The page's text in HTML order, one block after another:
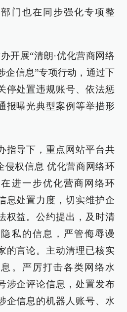
门也在同步强化专项整
开展“清朗·优化营商网络
企信息”专项行动，通过下
停处置违规账号、依法惩
报曝光典型案例等举措形
指导下，重点网站平台共
侵权信息 优化营商网络环
进一步优化营商网络环
息处置力度，切实维护企
权益。公约提出，及时清
私的信息，严管侮辱谩
的言论。主动清理已核实
。严厉打击各类网络水
涉企评论信息，处置发布
企信息的机器人账号、水